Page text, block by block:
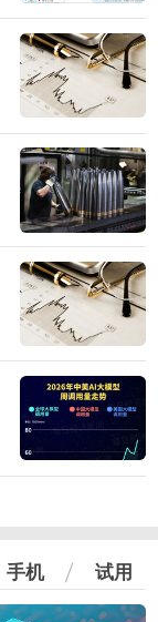
手机 试用